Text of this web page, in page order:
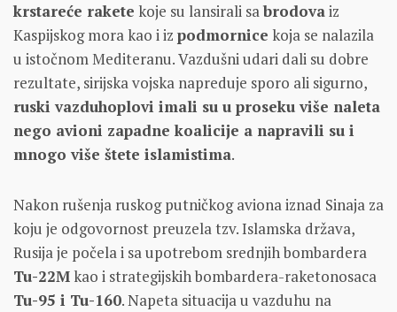
krstareće rakete koje su lansirali sabrodovaiz
Kaspijskog mora kao i iz podmornice koja se nalazila
u istočnom Mediteranu. Vazdušni udari dali su dobre
rezultate, sirijska vojska napreduje sporo ali sigurno,
ruski vazduhoplovi imali su u proseku više naleta
nego avioni zapadne koalicije a napravili su i
mnogo više štete islamistima.
Nakon rušenja ruskog putničkog aviona iznad Sinaja za
koju je odgovornost preuzela tzv. Islamska država,
Rusija je počela i sa upotrebom srednjih bombardera
Tu-22Mkao i strategijskih bombardera-raketonosaca
Tu-95 i Tu-160. Napeta situacija u vazduhu na